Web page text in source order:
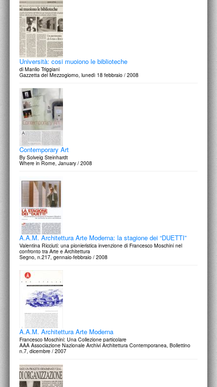
Università: cosi muoiono le biblioteche
di Manlio Triggiani
Gazzetta del Mezzogiorno, lunedì 18 febbraio / 2008
Contemporary Art
By Solveig Steinhardt
Where in Rome, January / 2008
A.A.M. Architettura Arte Moderna: la stagione dei “DUETTI”
Valentina Ricciuti: una pionieristica invenzione di Francesco Moschini nel
confronto tra Arte e Architettura
Segno, n.217, gennaio-febbraio / 2008
A.A.M. Architettura Arte Moderna
Francesco Moschini: Una Collezione particolare
AAA Associazione Nazionale Archivi Architettura Contemporanea, Bollettino
n.7, dicembre / 2007